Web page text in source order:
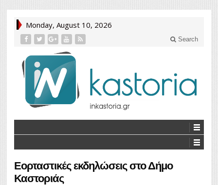
Monday, August 10, 2026
Search
Εορταστικές εκδηλώσεις στο Δήμο
Καστοριάς